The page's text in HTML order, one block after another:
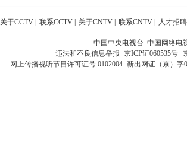
关于CCTV | 联系CCTV | 关于CNTV | 联系CNTV | 人才招聘
中国中央电视台 中国网络电
违法和不良信息举报 京ICP证060535号
网上传播视听节目许可证号 0102004 新出网证（京）